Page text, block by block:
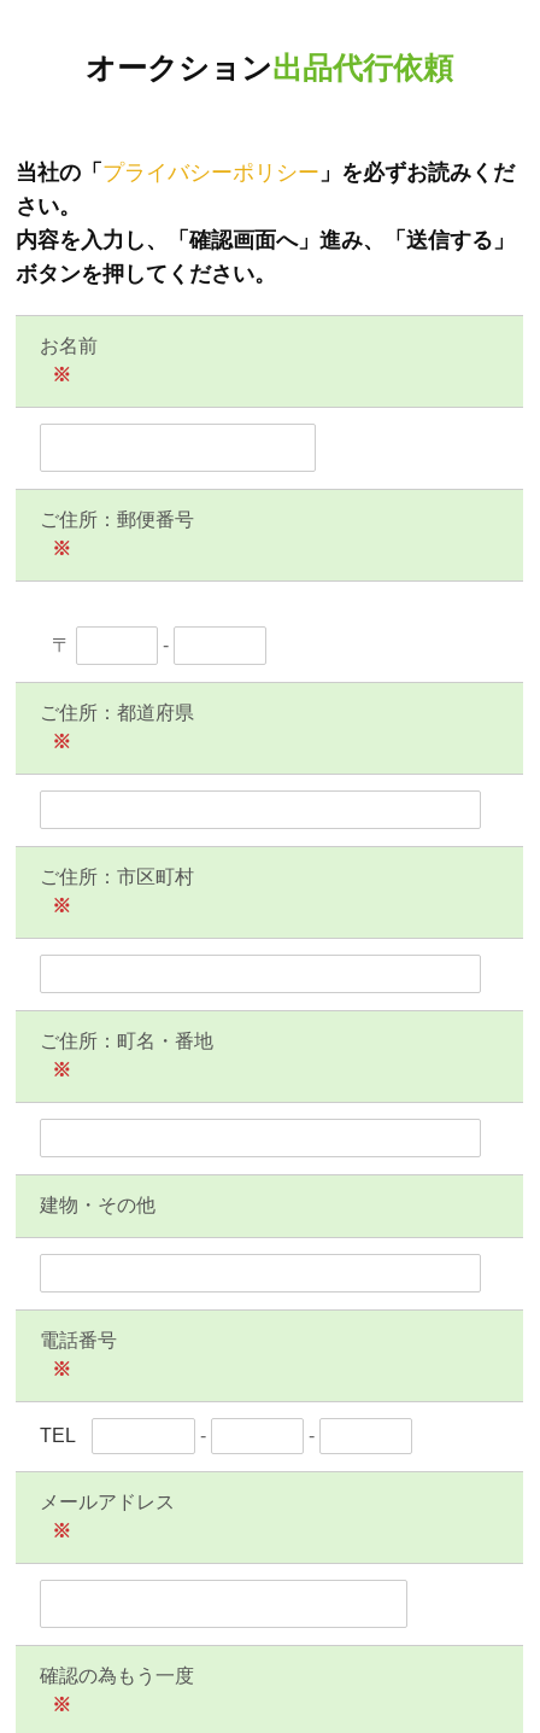
オークション出品代行依頼
当社の「 プライバシーポリシー 」を必ずお読みくだ
さい。
内容を入力し、「確認画面へ」進み、「送信する」
ボタンを押してください。
お名前
※
ご住所：郵便番号
※
〒 -
ご住所：都道府県
※
ご住所：市区町村
※
ご住所：町名・番地
※
建物・その他
電話番号
※
TEL - -
メールアドレス
※
確認の為もう一度
※